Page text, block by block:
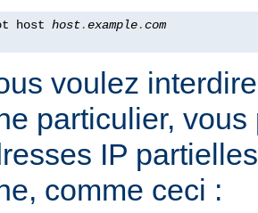
host host.example.com
voulez
particulier,
IP
comme ceci :